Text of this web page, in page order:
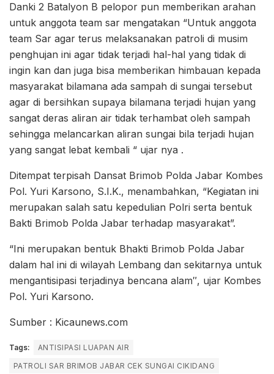
Danki 2 Batalyon B pelopor pun memberikan arahan
untuk anggota team sar mengatakan “Untuk anggota
team Sar agar terus melaksanakan patroli di musim
penghujan ini agar tidak terjadi hal-hal yang tidak di
ingin kan dan juga bisa memberikan himbauan kepada
masyarakat bilamana ada sampah di sungai tersebut
agar di bersihkan supaya bilamana terjadi hujan yang
sangat deras aliran air tidak terhambat oleh sampah
sehingga melancarkan aliran sungai bila terjadi hujan
yang sangat lebat kembali “ ujar nya .
Ditempat terpisah Dansat Brimob Polda Jabar Kombes
Pol. Yuri Karsono, S.I.K., menambahkan, “Kegiatan ini
merupakan salah satu kepedulian Polri serta bentuk
Bakti Brimob Polda Jabar terhadap masyarakat”.
“Ini merupakan bentuk Bhakti Brimob Polda Jabar
dalam hal ini di wilayah Lembang dan sekitarnya untuk
mengantisipasi terjadinya bencana alam″, ujar Kombes
Pol. Yuri Karsono.
Sumber : Kicaunews.com
Tags:
ANTISIPASI LUAPAN AIR
PATROLI SAR BRIMOB JABAR CEK SUNGAI CIKIDANG